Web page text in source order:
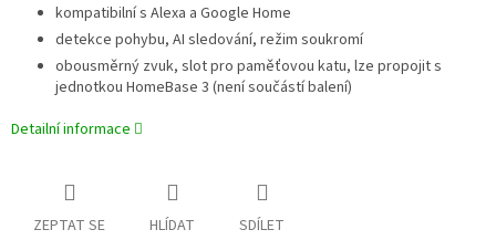
kompatibilní s Alexa a Google Home
detekce pohybu, AI sledování, režim soukromí
obousměrný zvuk, slot pro paměťovou katu, lze propojit s
jednotkou HomeBase 3 (není součástí balení)
Detailní informace
ZEPTAT SE HLÍDAT SDÍLET